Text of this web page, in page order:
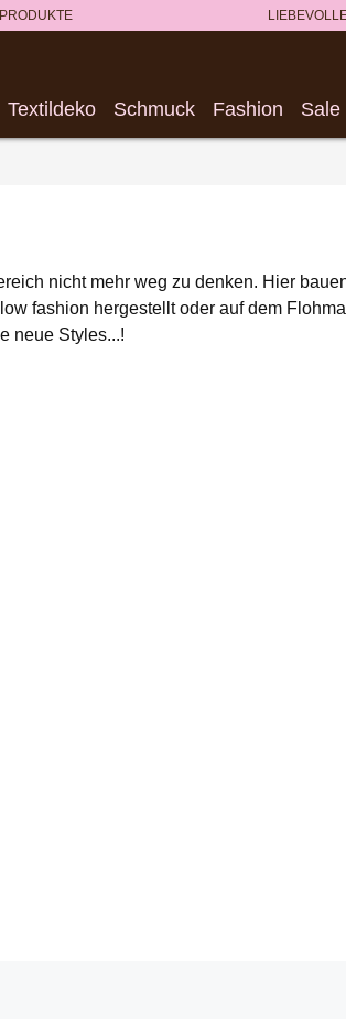
Textildeko Schmuck Fashion Sale
nicht mehr weg zu denken. Hier
fashion hergestellt oder auf dem
neue Styles...!